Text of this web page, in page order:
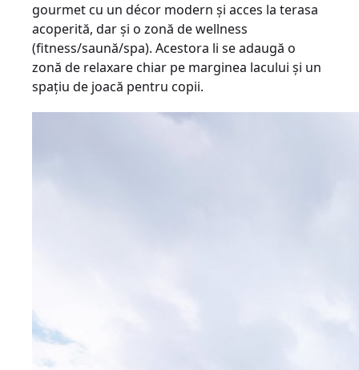
gourmet cu un décor modern şi acces la terasa
acoperită, dar şi o zonă de wellness
(fitness/saună/spa). Acestora li se adaugă o
zonă de relaxare chiar pe marginea lacului şi un
spaţiu de joacă pentru copii.